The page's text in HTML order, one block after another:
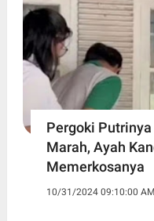
Pergoki Putrinya
Marah, Ayah
Memerkosanya
10/31/2024 09:10:00 AM